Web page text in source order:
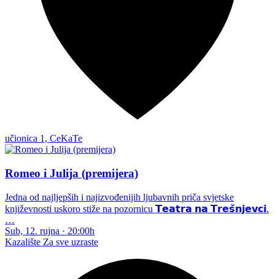
učionica 1, CeKaTe
Romeo i Julija (premijera)
Jedna od najljepših i najizvođenijih ljubavnih priča svjetske
književnosti uskoro stiže na pozornicu 𝗧𝗲𝗮𝘁𝗿𝗮 𝗻𝗮 𝗧𝗿𝗲𝘀̌𝗻𝗷𝗲𝘃𝗰𝗶.
…
Sub, 12. rujna · 20:00h
Kazalište Za sve uzraste